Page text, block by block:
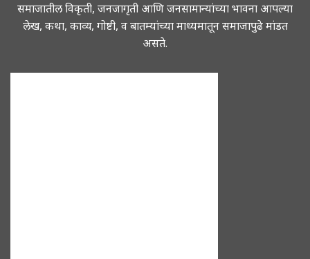
समाजातील विकृती, जनजागृती आणि जनसामान्यांच्या भावना आपल्या
लेख, कथा, काव्य, गोष्टी, व बातम्यांच्या माध्यमातून समाजापुढे मांडत
असते.